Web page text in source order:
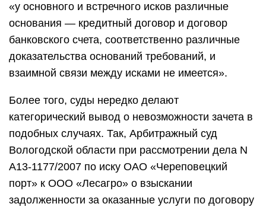
«у основного и встречного исков различные
основания — кредитный договор и договор
банковского счета, соответственно различные
доказательства оснований требований, и
взаимной связи между исками не имеется».
Более того, суды нередко делают
категорический вывод о невозможности зачета в
подобных случаях. Так, Арбитражный суд
Вологодской области при рассмотрении дела N
А13-1177/2007 по иску ОАО «Череповецкий
порт» к ООО «Лесагро» о взыскании
задолженности за оказанные услуги по договору